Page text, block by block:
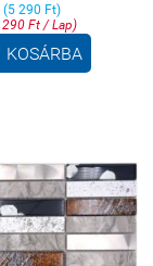
(5 290 Ft)
Ft / Lap)
KOSÁRBA